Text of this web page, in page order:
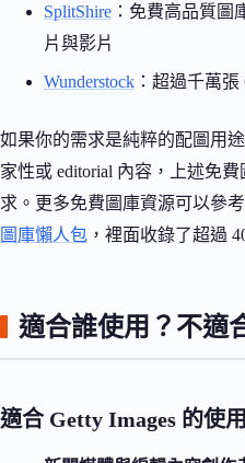
SplitShire ：免費高品質圖
片與影片
Wunderstock ：超過千萬
如果你的需求是純粹的配圖用
家性或 editorial 內容，上述免
求。更多免費圖庫資源可以參
圖庫懶人包 ，裡面收錄了超過
適合誰使用？不適
適合 Getty Images 的使